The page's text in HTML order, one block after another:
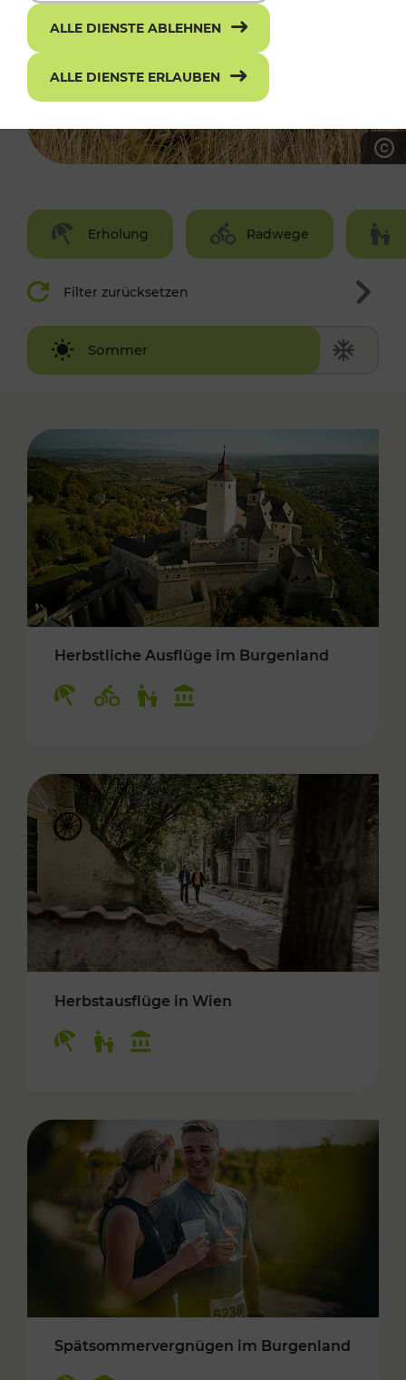
Erholung Radwege
Filter zurücksetzen
Sommer
Winter
Herbstliche Ausflüge im Burgenland
Herbstausflüge in Wien
Spätsommervergnügen im Burgenland
ALLE DIENSTE ABLEHNEN
ALLE DIENSTE ERLAUBEN